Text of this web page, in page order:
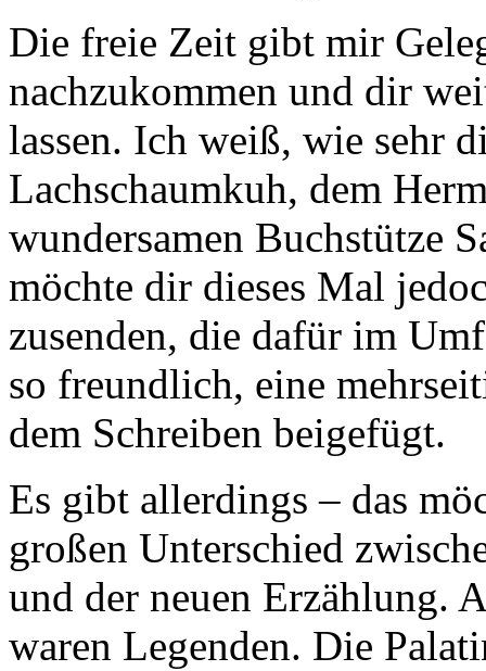
Die freie Zeit gibt mir
nachzukommen und dir
lassen. Ich weiß, wie sehr
Lachschaumkuh, dem
wundersamen Buchstütze
möchte dir dieses Mal
zusenden, die dafür im
so freundlich, eine
dem Schreiben beigefügt.
Es gibt allerdings – das
großen Unterschied
und der neuen Erzählung.
waren Legenden. Die